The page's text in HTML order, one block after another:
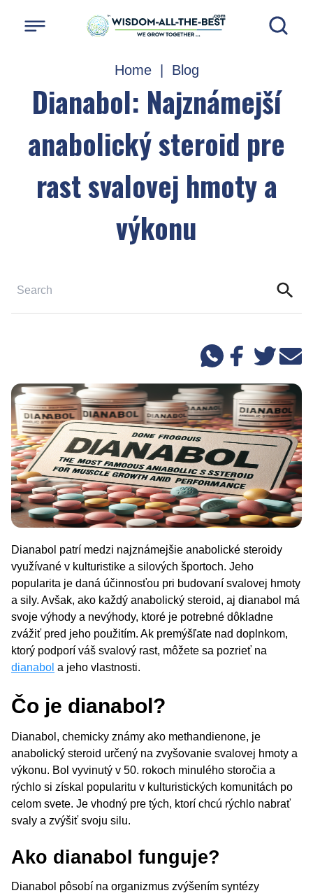
Home| Blog
Dianabol: Najznámejší
anabolický steroid pre
rast svalovej hmoty a
výkonu
Dianabol patrí medzi najznámejšie anabolické steroidy
využívané v kulturistike a silových športoch. Jeho
popularita je daná účinnosťou pri budovaní svalovej hmoty
a sily. Avšak, ako každý anabolický steroid, aj dianabol má
svoje výhody a nevýhody, ktoré je potrebné dôkladne
zvážiť pred jeho použitím. Ak premýšľate nad doplnkom,
ktorý podporí váš svalový rast, môžete sa pozrieť na
dianabol a jeho vlastnosti.
Čo je dianabol?
Dianabol, chemicky známy ako methandienone, je
anabolický steroid určený na zvyšovanie svalovej hmoty a
výkonu. Bol vyvinutý v 50. rokoch minulého storočia a
rýchlo si získal popularitu v kulturistických komunitách po
celom svete. Je vhodný pre tých, ktorí chcú rýchlo nabrať
svaly a zvýšiť svoju silu.
Ako dianabol funguje?
Dianabol pôsobí na organizmus zvýšením syntézy